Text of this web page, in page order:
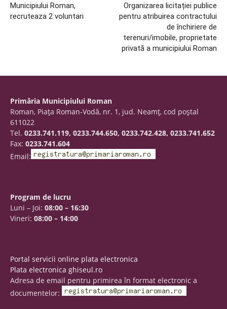
Municipiului Roman,
recruteaza 2 voluntari
Organizarea licitației publice
pentru atribuirea contractului
de închiriere de
terenuri/imobile, proprietate
privată a municipiului Roman
Primăria Municipiului Roman
Roman, Piaţa Roman-Vodă, nr. 1, jud. Neamţ, cod poştal
611022
Tel. 0233.741.119, 0233.744.650, 0233.742.428, 0233.741.652
Fax: 0233.741.604
Email:
Program de lucru
Luni – Joi: 08:00 – 16:30
Vineri: 08:00 – 14:00
Portal servicii online plata electronica
Plata electronica ghiseul.ro
Adresa de email pentru primirea în format electronic a
documentelor: